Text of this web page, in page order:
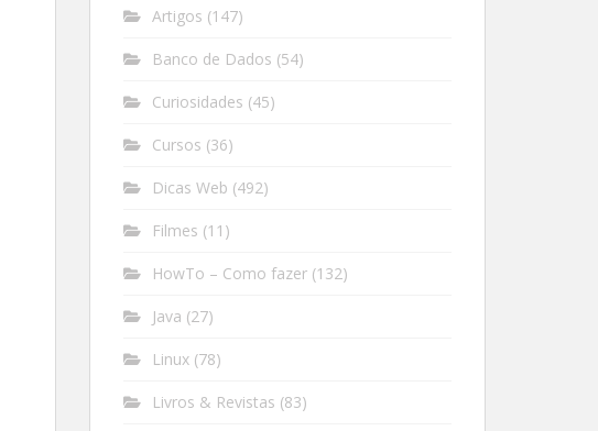
Artigos (147)
Banco de Dados (54)
Curiosidades (45)
Cursos (36)
Dicas Web (492)
Filmes (11)
HowTo – Como fazer (132)
Java (27)
Linux (78)
Livros & Revistas (83)